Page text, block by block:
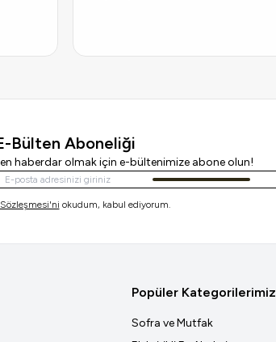
Bülten Aboneliği
haberdar olmak için e-bültenimize abone olun!
Kayıt Ol
Sözleşmesi'ni okudum, kabul ediyorum.
Popüler Kategorilerimiz
Sofra ve Mutfak